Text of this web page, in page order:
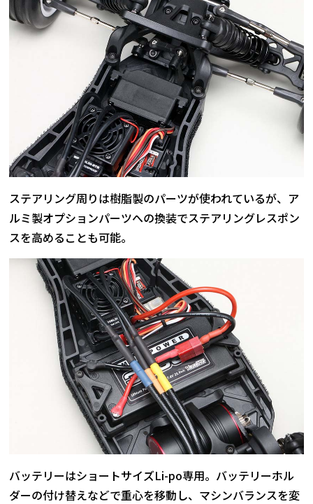
ステアリング周りは樹脂製のパーツが使われているが、ア
ルミ製オプションパーツへの換装でステアリングレスポン
スを高めることも可能。
バッテリーはショートサイズLi-po専用。バッテリーホル
ダーの付け替えなどで重心を移動し、マシンバランスを変